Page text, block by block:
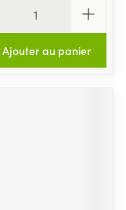
Ajouter au panier